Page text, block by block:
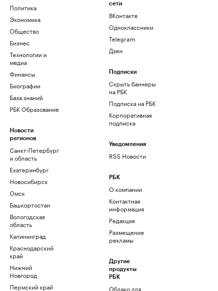
Политика
Экономика
Общество
Бизнес
Технологии и
медиа
Финансы
Биографии
База знаний
РБК Образование
Новости
регионов
Санкт-Петербург
и область
Екатеринбург
Новосибирск
Омск
Башкортостан
Вологодская
область
Калининград
Краснодарский
край
Нижний
Новгород
Пермский край
сети
ВКонтакте
Одноклассники
Telegram
Дзен
Подписки
Скрыть баннеры
на РБК
Подписка на РБК
Корпоративная
подписка
Уведомления
RSS Новости
РБК
О компании
Контактная
информация
Редакция
Размещение
рекламы
Другие
продукты
РБК
Облако для